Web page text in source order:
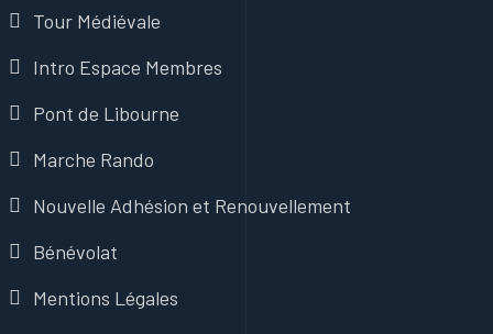
Tour Médiévale
Intro Espace Membres
Pont de Libourne
Marche Rando
Nouvelle Adhésion et Renouvellement
Bénévolat
Mentions Légales